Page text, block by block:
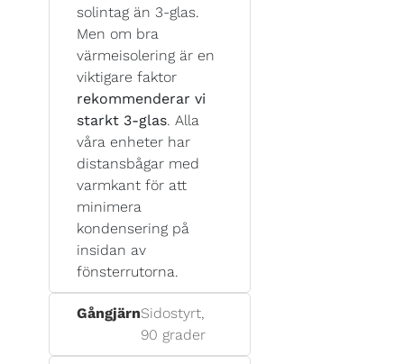
solintag än 3-glas.
Men om bra
värmeisolering är en
viktigare faktor
rekommenderar vi
starkt 3-glas. Alla
våra enheter har
distansbågar med
varmkant för att
minimera
kondensering på
insidan av
fönsterrutorna.
GångjärnSidostyrt,
90 grader